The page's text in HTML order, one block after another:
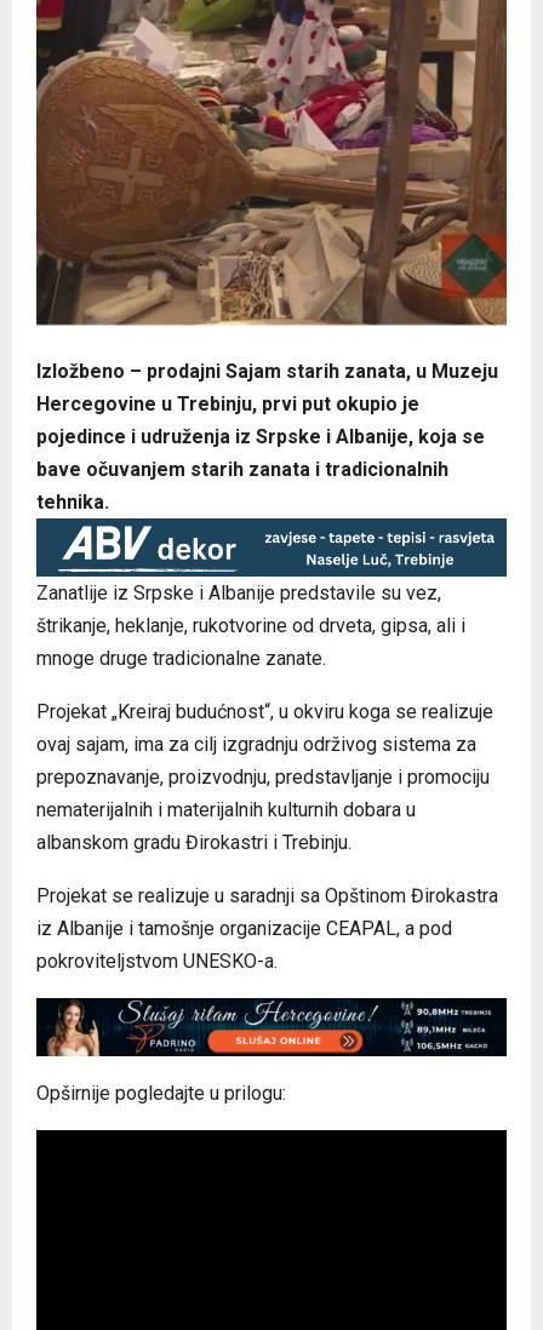
Izložbeno – prodajni Sajam starih zanata, u Muzeju
Hercegovine u Trebinju, prvi put okupio je
pojedince i udruženja iz Srpske i Albanije, koja se
bave očuvanjem starih zanata i tradicionalnih
tehnika.
Zanatlije iz Srpske i Albanije predstavile su vez,
štrikanje, heklanje, rukotvorine od drveta, gipsa, ali i
mnoge druge tradicionalne zanate.
Projekat „Kreiraj budućnost“, u okviru koga se realizuje
ovaj sajam, ima za cilj izgradnju održivog sistema za
prepoznavanje, proizvodnju, predstavljanje i promociju
nematerijalnih i materijalnih kulturnih dobara u
albanskom gradu Đirokastri i Trebinju.
Projekat se realizuje u saradnji sa Opštinom Đirokastra
iz Albanije i tamošnje organizacije CEAPAL, a pod
pokroviteljstvom UNESKO-a.
Opširnije pogledajte u prilogu: